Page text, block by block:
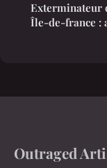
Exterminateur
Île-de-france :
Outraged